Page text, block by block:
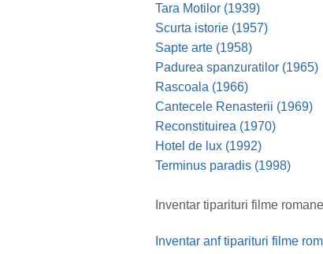
Tara Motilor (1939)
Scurta istorie (1957)
Sapte arte (1958)
Padurea spanzuratilor (1965)
Rascoala (1966)
Cantecele Renasterii (1969)
Reconstituirea (1970)
Hotel de lux (1992)
Terminus paradis (1998)
Inventar tiparituri filme
Document
Inventar anf tiparituri filme